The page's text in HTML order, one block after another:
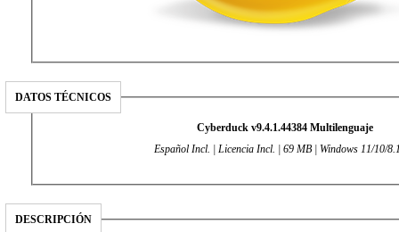
DATOS TÉCNICOS
Cyberduck v9.4.1.44384 Multilenguaje
Español Incl. | Licencia Incl. | 69 MB | Windows 11/10/
DESCRIPCIÓN